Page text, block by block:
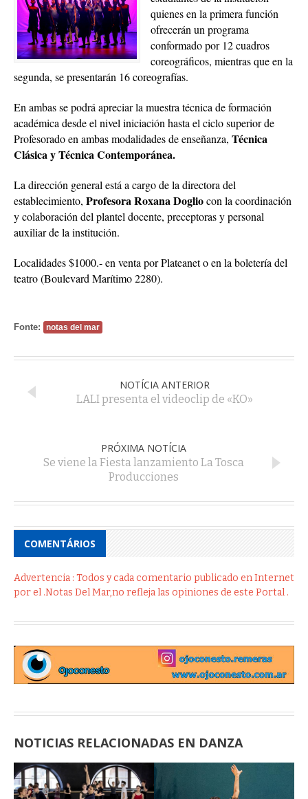
quienes en la primera función
ofrecerán un programa
conformado por 12 cuadros
coreográficos, mientras que en la
segunda, se presentarán 16 coreografías.
En ambas se podrá apreciar la muestra técnica de formación
académica desde el nivel iniciación hasta el ciclo superior de
Profesorado en ambas modalidades de enseñanza, Técnica
Clásica y Técnica Contemporánea.
La dirección general está a cargo de la directora del
establecimiento, Profesora Roxana Dogliocon la coordinación
y colaboración del plantel docente, preceptoras y personal
auxiliar de la institución.
Localidades $1000.- en venta por Plateanet o en la boletería del
teatro (Boulevard Marítimo 2280).
Fonte: notas del mar
NOTÍCIA ANTERIOR
LALI presenta el videoclip de «KO»
PRÓXIMA NOTÍCIA
Se viene la Fiesta lanzamiento La Tosca
Producciones
COMENTÁRIOS
Advertencia : Todos y cada comentario publicado en Internet
por el .Notas Del Mar,no refleja las opiniones de este Portal .
NOTICIAS RELACIONADAS EN DANZA